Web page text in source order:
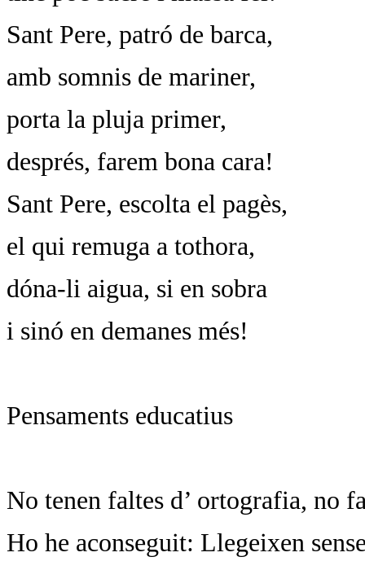
Sant Pere, patró de barca,
amb somnis de mariner,
porta la pluja primer,
després, farem bona cara!
Sant Pere, escolta el pagès,
el qui remuga a tothora,
dóna-li aigua, si en sobra
i sinó en demanes més!
Pensaments educatius
No tenen faltes d’ ortografia, no
Ho he aconseguit: Llegeixen